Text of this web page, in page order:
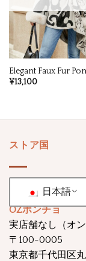
Elegant Faux Fur
¥13,100
ストア国
日本語
OZポンチョ
実店舗なし（オ
〒100-0005
東京都千代田区